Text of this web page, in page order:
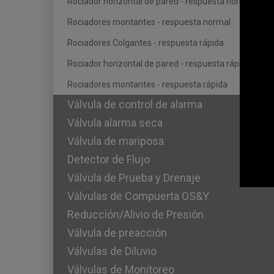
Rociadores montantes - respuesta normal
Rociadores Colgantes - respuesta rápida
Rociador horizontal de pared - respuesta rápida
Rociadores montantes - respuesta rápida
Válvula de control de alarma
Válvula alarma seca
Válvula de mariposa
Detector de Flujo
Válvula de Prueba y Drenaje
Válvulas de Compuerta OS&Y
Reducción/Alivio de Presión
Válvula de preacción
Válvulas de Diluvio
Válvulas de Monitoreo